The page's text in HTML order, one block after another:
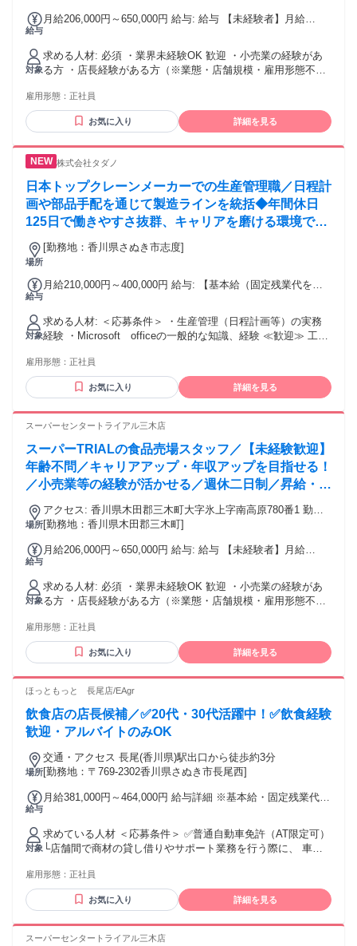
務いずれか希望を選択できます。
給与
月給206,000円～650,000円 給与: 給与 【未経験者】月給
者】月給375,000円～650,000円 ※初年度の想定年収：360万
円～800万円 ※当社規定の採用基準により、能力、年齢、前
職経験によって給与を決定します。 ※試用期間2ヶ月（賃金同
一） 給与にプラスしてもらえる手当・インセンティブ ◎残業
当 ◎単身手当 ◎残業手当（全額支給） ◎深夜手当 ※一部、
店舗により異なります モデル年収例 年収1000万円 ／ 43歳 ／
上級店長就任／30歳入社 年収900万円 ／ 40歳 ／大型店店長
就任／40歳入社 年収670万円 ／ 32歳 ／店長就任／31歳入社
※固定残業・みなし残業なし！残業分は1分単位で支給！ （実
績：月平均残業時間13.25h以下）
対象
求める人材: 必須 ・業界未経験OK 歓迎 ・小売業の経験があ
る方 ・店長経験がある方（※業態・店舗規模・雇用形態不
方 ・1社でじっくりスキルを磨きたい方 ・成長力のある企業
で自身も成長したい方 他のスーパーマーケットやディスカウ
ントストア、 コンビニやドラッグストア、ホームセンターな
◆。◇。◆。◇。◆。◇。◆。 着実なキャリアアップ 店長に
就任後にもキャリアは続きます。 実力に応じた年収アップ
や、 エリアマネージャーや 本社戦略チームへの抜擢などの可
能性も。
雇用形態： 正社員
お気に入り 詳細を見る
株式会社タダノ
日本トップクレーンメーカーでの生産管理職／日程計
画や部品手配を通じて製造ラインを統括◆年間休日
125日で働きやすさ抜群、キャリアを磨ける環境で
す。
場所
[勤務地：香川県さぬき市志度]
給与
月給210,000円～400,000円 給与: 【基本給（固定残業代を除
年2回（6月、12月） 【退職金制度】有 【その他手当等】交通
費、時間外手当、役職手当、住宅手当など
対象
求める人材: ＜応募条件＞ ・生産管理（日程計画等）の実務
経験 ・Microsoft officeの一般的な知識、経験 ≪歓迎≫ 工程
雇用形態： 正社員
お気に入り 詳細を見る
スーパーセンタートライアル三木店
スーパーTRIALの食品売場スタッフ／【未経験歓迎】
年齢不問／キャリアアップ・年収アップを目指せる！
／小売業等の経験が活かせる／週休二日制／昇給・賞
与あり／福利厚生充実
場所
アクセス: 香川県木田郡三木町大字氷上字南高原780番1 勤務
地：配属は所在地の都道府県 ※初任地は最寄りの店舗又は希
務いずれか希望を選択できます。
[勤務地：香川県木田郡三木町]
給与
月給206,000円～650,000円 給与: 給与 【未経験者】月給
者】月給375,000円～650,000円 ※初年度の想定年収：360万
円～800万円 ※当社規定の採用基準により、能力、年齢、前
職経験によって給与を決定します。 ※試用期間2ヶ月（賃金同
一） 給与にプラスしてもらえる手当・インセンティブ ◎残業
当 ◎単身手当 ◎残業手当（全額支給） ◎深夜手当 ※一部、
店舗により異なります モデル年収例 年収1000万円 ／ 43歳 ／
上級店長就任／30歳入社 年収900万円 ／ 40歳 ／大型店店長
就任／40歳入社 年収670万円 ／ 32歳 ／店長就任／31歳入社
※固定残業・みなし残業なし！残業分は1分単位で支給！ （実
績：月平均残業時間13.25h以下）
対象
求める人材: 必須 ・業界未経験OK 歓迎 ・小売業の経験があ
る方 ・店長経験がある方（※業態・店舗規模・雇用形態不
トストア、 コンビニやドラッグストア、ホームセンターなど
で 勤務した経験がある方も大歓迎！ 。◆。◇。◆。◇。◆。
◇。◆。◇。◆。◇。◆。 着実なキャリアアップ 店長に就任
リアマネージャーや 本社戦略チームへの抜擢などの可能性
雇用形態： 正社員
お気に入り 詳細を見る
ほっともっと 長尾店/EAgr
飲食店の店長候補／✅20代・30代活躍中！✅飲食経験
歓迎・アルバイトのみOK
場所
交通・アクセス 長尾(香川県)駅出口から徒歩約3分
[勤務地：〒769-2302香川県さぬき市長尾西]
給与
月給381,000円～464,000円 給与詳細 ※基本給・固定残業代の
あり 1ヶ月あたり8万3000円 〜 10万1000円（固定残業時間：
1ヶ月あたり35時間） 固定残業時間を超えた勤務時間につい
ては別途残業代を支給する 【一律手当】 全員に一律で支払わ
れる通勤・皆勤・家族手当金額：なし 全員に一律で支払われ
内規定に基づいて決定します。 ・研修店舗および配属店舗は
原則、 現住所から通勤可能な店舗で 調整しますが、表記の店
舗以外になる 可能性があります。 ・高収入 ・賞与あり ・固
定給25万円以上 ・固定給35万円以上
対象
求めている人材 ＜応募条件＞ ✅普通自動車免許（AT限定可）
└店舗間で商材の貸し借りやサポート業務を行う際に、 車で
未満（長期勤続によるキャリア形成のため） ✅高卒以上 アル
バイト経験のみでもご応募歓迎！ ホール・キッチンスタッフ
や、短時間の調理補助など、 派遣社員、アルバイト、パート
ください。 ✅グローバルコース 事業展開エリア全域が勤務地
雇用形態： 正社員
お気に入り 詳細を見る
スーパーセンタートライアル三木店